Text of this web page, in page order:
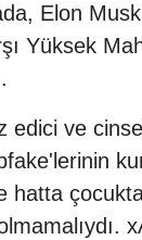
Elon
Yüksek
edici ve
hatta